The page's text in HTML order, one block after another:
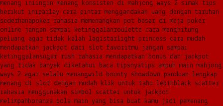
menang iniingin menang konsisten di mahjong ways 2 simak tips
berikut iniparlay cara pintar menggandakan uang dengan taruhan
sederhanapoker rahasia memenangkan pot besar di meja poker
online jangan sampai ketinggalanroulette cara menghitung
peluang agar tidak kalah lagistarlight princess cara mudah
mendapatkan jackpot dari slot favoritmu jangan sampai
ketinggalansugar rush rahasia mendapatkan bonus dan jackpot
yang tidak banyak diketahui baca tipsnyatips ampuh main mahjong
ways 2 agar selalu menangwild bounty showdown panduan lengkap
menang di slot dengan mudah klik untuk tahu lebihblack scatter
rahasia menggunakan simbol scatter untuk jackpot
melimpahbonanza pola main yang bisa buat kamu jadi pemenang